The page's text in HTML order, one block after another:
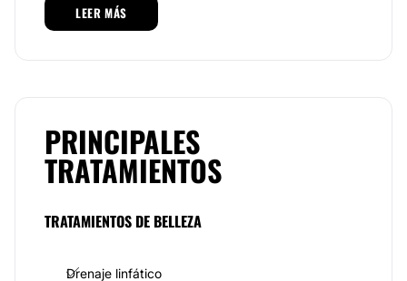
trabaja la profesional dispone de dos consultorios
independientes. En ellos la doctora atenderá a cada
las terapias que llevamos a cabo para que respondan
las dudas que puedan surgir. Queremos que cada
paciente descubra la mejor forma para alcanzar sus
uno de sus pacientes, logrando así mejorar la belleza
LEER MÁS
PRINCIPALES
TRATAMIENTOS
TRATAMIENTOS DE BELLEZA
Drenaje linfático